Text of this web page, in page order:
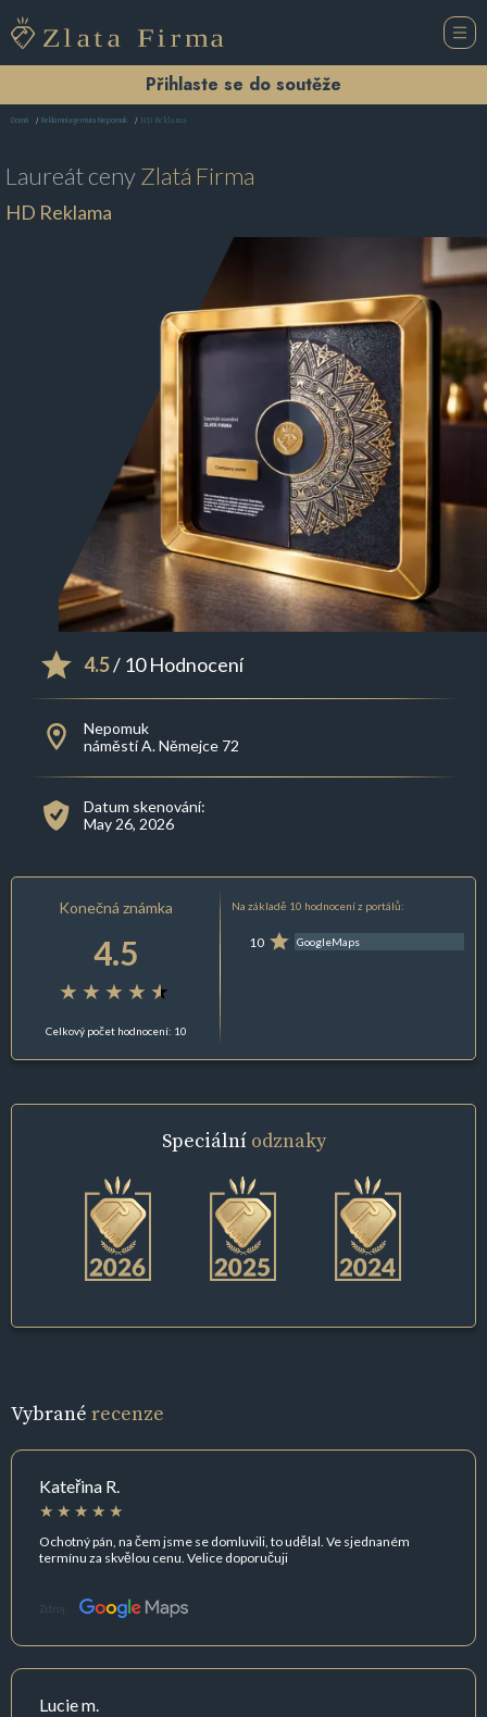
Přihlaste se do soutěže
Domů Reklamní agentura Nepomuk HD Reklama
Laureát cenyZlatá Firma
HD Reklama
4.5/ 10 Hodnocení
Nepomuk
náměstí A. Němejce 72
Datum skenování:
May 26, 2026
Konečná známka
4.5
Celkový počet hodnocení: 10
Na základě 10 hodnocení z portálů:
10 GoogleMaps
Speciální odznaky
Vybrané recenze
Kateřina R.
Ochotný pán, na čem jsme se domluvili, to udělal. Ve sjednaném
termínu za skvělou cenu. Velice doporučuji
Zdroj:
Lucie m.